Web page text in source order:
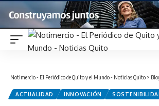
Notimercio - El Periódico de Quito y el Mundo - Noticias Quito >
ACTUALIDAD INNOVACIÓN